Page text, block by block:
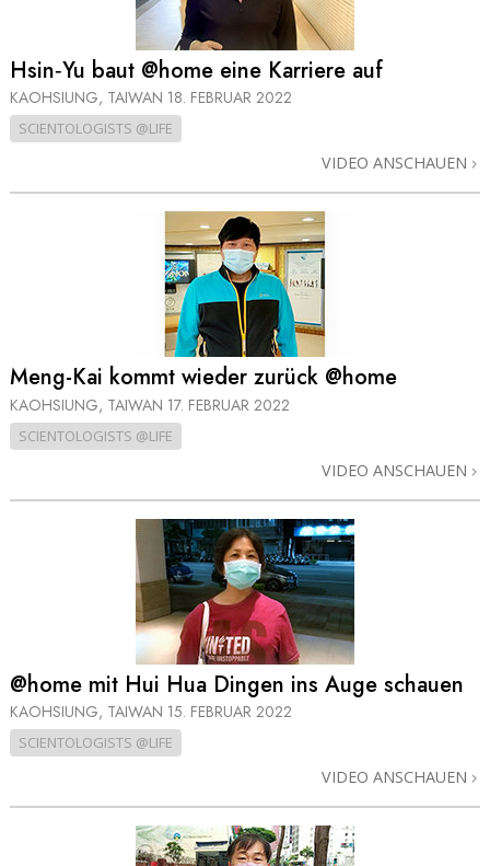
Hsin‑Yu baut @home eine Karriere auf
KAOHSIUNG, TAIWAN 18. FEBRUAR 2022
SCIENTOLOGISTS @LIFE
VIDEO ANSCHAUEN
Meng-Kai kommt wieder zurück @home
KAOHSIUNG, TAIWAN 17. FEBRUAR 2022
SCIENTOLOGISTS @LIFE
VIDEO ANSCHAUEN
@home mit Hui Hua Dingen ins Auge schauen
KAOHSIUNG, TAIWAN 15. FEBRUAR 2022
SCIENTOLOGISTS @LIFE
VIDEO ANSCHAUEN